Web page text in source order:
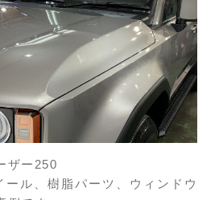
ザー250
ール、樹脂パーツ、ウィンドウ